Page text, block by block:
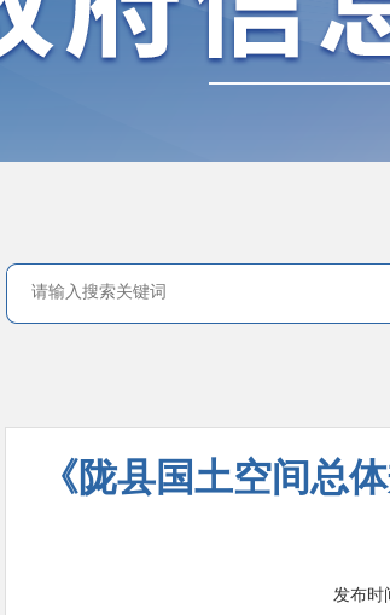
《陇县国土空间总
发布时